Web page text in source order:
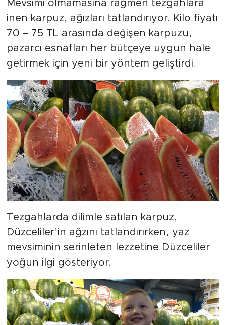
Mevsimi olmamasına rağmen tezgahlara
inen karpuz, ağızları tatlandırıyor. Kilo fiyatı
70 – 75 TL arasında değişen karpuzu,
pazarcı esnafları her bütçeye uygun hale
getirmek için yeni bir yöntem geliştirdi.
Tezgahlarda dilimle satılan karpuz,
Düzceliler’in ağzını tatlandırırken, yaz
mevsiminin serinleten lezzetine Düzceliler
yoğun ilgi gösteriyor.